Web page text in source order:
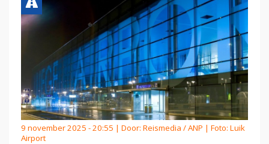
9 november 2025 - 20:55 | Door: Reismedia / ANP | Foto: Luik
Airport